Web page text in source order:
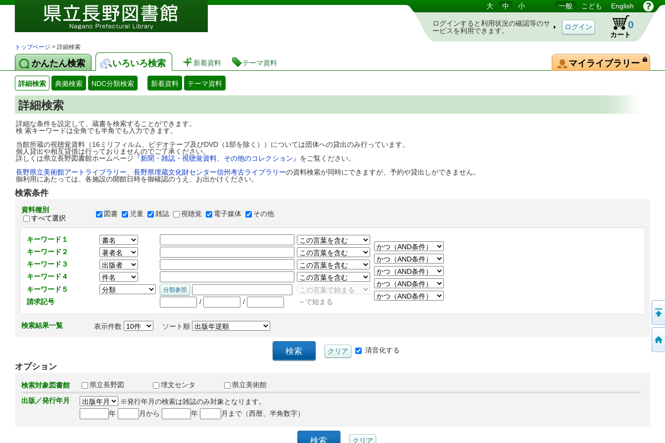
図書館 蔵書検索・予約システム 大 中 小 一般 こども English
ログインすると利用状況の確認等のサ
ービスを利用できます。
カート
0
トップページ > 詳細検索
かんたん検索 いろいろ検索 新着資料 テーマ資料 マイライブラリー
詳細検索 典拠検索 NDC分類検索 新着資料 テーマ資料
詳細検索
詳細な条件を設定して、蔵書を検索することができます。
検 索キーワードは全角でも半角でも入力できます。
当館所蔵の視聴覚資料（16ミリフィルム、ビデオテープ及びDVD（1部を除く））については団体への貸出のみ行っています。
個人貸出や相互貸借は行っておりませんのでご了承ください。
詳しくは県立長野図書館ホームページ 『新聞・雑誌・視聴覚資料、その他のコレクション』 をご覧ください。
長野県立美術館アートライブラリー
長野県埋蔵文化財センター信州考古ライブラリーの資料検索が同時にできますが、予約や貸出しができません。
御利用にあたっては、各施設の開館日時を御確認のうえ、お出かけください。
検索条件
資料種別
すべて選択
図書 児童 雑誌 視聴覚 電子媒体 その他
キーワード１
キーワード２
キーワード３
キーワード４
キーワード５
請求記号
/ / ～で始まる
検索結果一覧 表示件数 ソート順
清音化する
オプション
検索対象図書館 県立長野図 埋文センタ
県立美術館
出版／発行年月
※発行年月の検索は雑誌のみ対象となります。
年
月から 年 月まで（西暦、半角数字）